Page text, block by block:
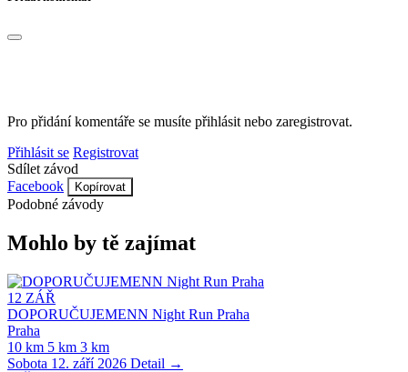
Pro přidání komentáře se musíte přihlásit nebo zaregistrovat.
Přihlásit se Registrovat
Sdílet závod
Facebook
Kopírovat
Podobné závody
Mohlo by tě zajímat
12 ZÁŘ
DOPORUČUJEMENN Night Run Praha
Praha
10 km 5 km 3 km
Sobota 12. září 2026 Detail →